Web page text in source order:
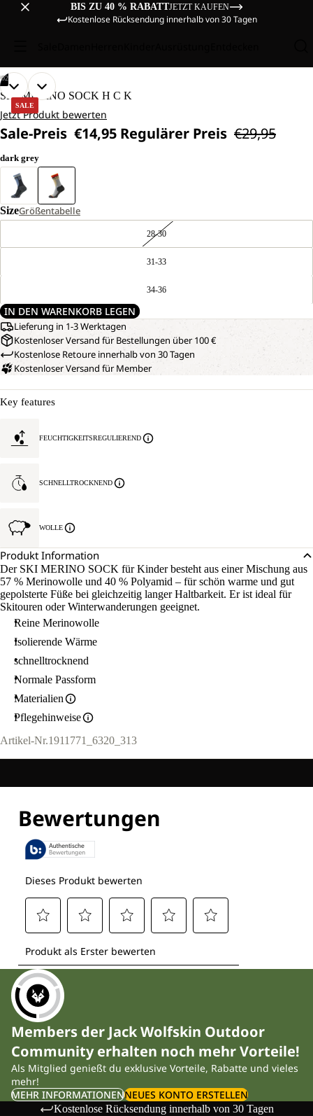
BIS ZU 40 % RABATTJETZT KAUFEN
Kostenlose Rücksendung innerhalb von 30 Tagen
SALE
02
BILD
VOLLBILD
ÖFFNEN
BILD
VOLLBILD
ÖFFNEN
SKI MERINO SOCK H C K
Jetzt Produkt bewerten
Sale-Preis €14,95 Regulärer Preis €29,95
dark grey
SizeGrößentabelle
28-30
31-33
34-36
IN DEN WARENKORB LEGEN
Lieferung in 1-3 Werktagen
Kostenloser Versand für Bestellungen über 100 €
Kostenlose Retoure innerhalb von 30 Tagen
Kostenloser Versand für Member
Key features
FEUCHTIGKEITSREGULIEREND
SCHNELLTROCKNEND
WOLLE
Produkt Information
Der SKI MERINO SOCK für Kinder besteht aus einer Mischung aus
57 % Merinowolle und 40 % Polyamid – für schön warme und gut
gepolsterte Füße bei gleichzeitig langer Haltbarkeit. Er ist ideal für
Skitouren oder Winterwanderungen geeignet.
Reine Merinowolle
Isolierende Wärme
schnelltrocknend
Normale Passform
Materialien
Pflegehinweise
Artikel-Nr.1911771_6320_313
Members der Jack Wolfskin Outdoor
Community erhalten noch mehr Vorteile!
Als Mitglied genießt du exklusive Vorteile, Rabatte und vieles
mehr!
MEHR INFORMATIONENNEUES KONTO ERSTELLEN
Kostenlose Rücksendung innerhalb von 30 Tagen